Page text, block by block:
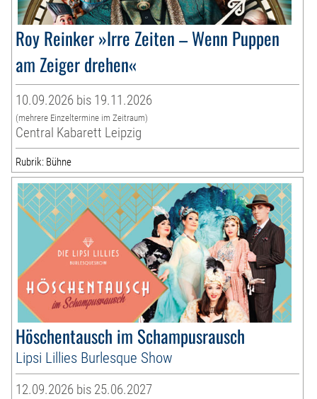
Roy Reinker »Irre Zeiten – Wenn Puppen
am Zeiger drehen«
10.09.2026 bis 19.11.2026
(mehrere Einzeltermine im Zeitraum)
Central Kabarett Leipzig
Rubrik: Bühne
Höschentausch im Schampusrausch
Lipsi Lillies Burlesque Show
12.09.2026 bis 25.06.2027